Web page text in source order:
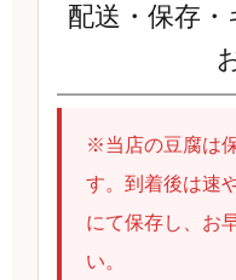
配送・保存
※当店の豆腐は
す。到着後は速
にて保存し、お
い。